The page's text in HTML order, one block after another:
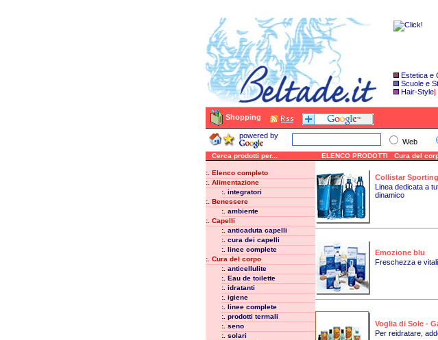
Estetica e
Scuole e
Hair-Style|
Shopping
powered by
Web
Cerca prodotti per...
:. Elenco completo
:. Alimentazione
:. integratori
:. Benessere
:. ambiente
:. Capelli
:. anticaduta capelli
:. cura dei capelli
:. linee complete
:. Cura del corpo
:. anticellulite
:. Eau de toilette
:. idratanti
:. igiene
:. linee complete
:. prodotti termali
:. seno
:. solari
ELENCO PRODOTTI Cura del
Collistar
Linea dedicata a
dinamico
Emozione blu
Freschezza e
Voglia di Sole -
Per reidratare,